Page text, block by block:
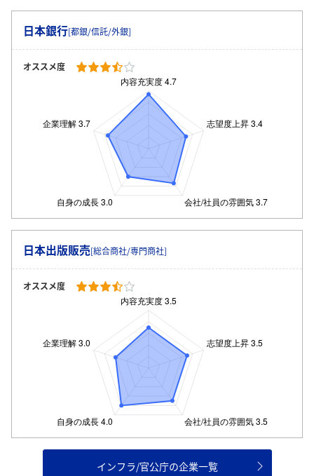
日本銀行[都銀/信託/外銀]
オススメ度
日本出版販売[総合商社/専門商社]
オススメ度
インフラ/官公庁の企業一覧